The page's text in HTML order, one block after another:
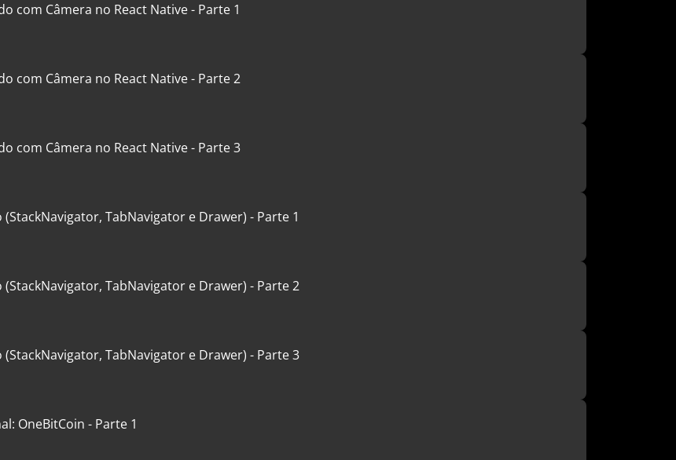
com Câmera no React Native - Parte 1
com Câmera no React Native - Parte 2
com Câmera no React Native - Parte 3
(StackNavigator, TabNavigator e Drawer) - Parte 1
(StackNavigator, TabNavigator e Drawer) - Parte 2
(StackNavigator, TabNavigator e Drawer) - Parte 3
OneBitCoin - Parte 1